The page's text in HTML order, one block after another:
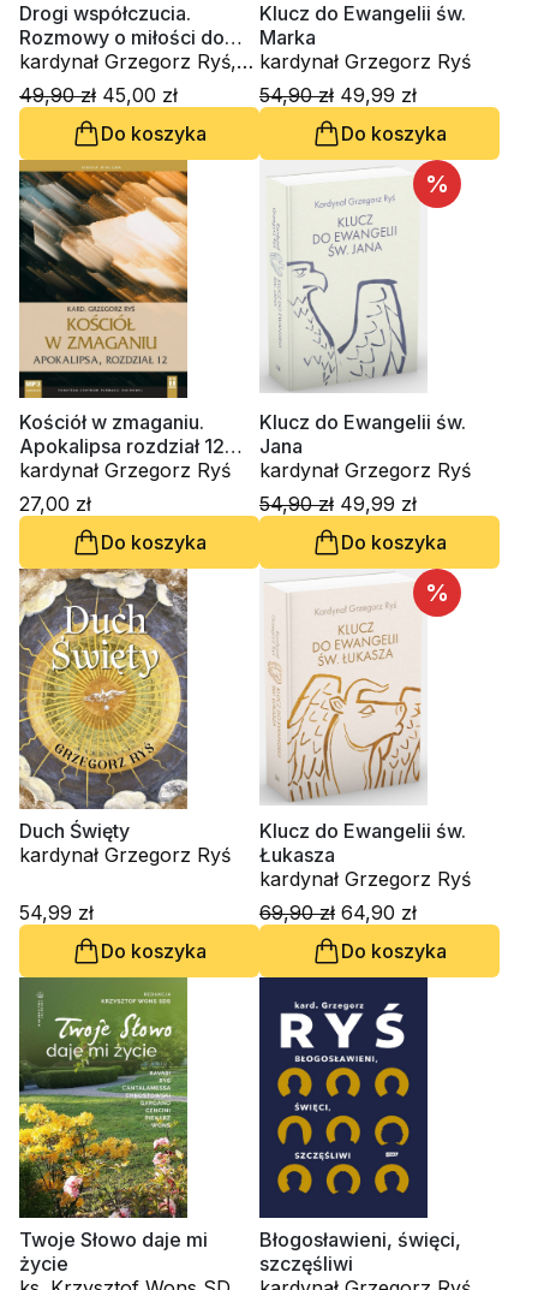
Drogi współczucia.
Rozmowy o miłości do
człowieka
kardynał Grzegorz Ryś,
Małgorzata Bilska
49,90 zł 45,00 zł
Do koszyka
Klucz do Ewangelii św.
Marka
kardynał Grzegorz Ryś
54,90 zł 49,99 zł
Do koszyka
Kościół w zmaganiu.
Apokalipsa rozdział 12
(CD-audiobook)
kardynał Grzegorz Ryś
27,00 zł
Do koszyka
%
Klucz do Ewangelii św.
Jana
kardynał Grzegorz Ryś
54,90 zł 49,99 zł
Do koszyka
Duch Święty
kardynał Grzegorz Ryś
54,99 zł
Do koszyka
%
Klucz do Ewangelii św.
Łukasza
kardynał Grzegorz Ryś
69,90 zł 64,90 zł
Do koszyka
Twoje Słowo daje mi
życie
Błogosławieni, święci,
szczęśliwi